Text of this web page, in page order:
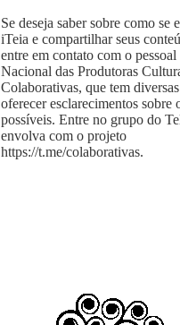
Se deseja saber sobre como se
iTeia e compartilhar seus
entre em contato com o pessoal
Nacional das Produtoras
Colaborativas, que tem
oferecer esclarecimentos sobre
possíveis. Entre no grupo do
envolva com o projeto
https://t.me/colaborativas.